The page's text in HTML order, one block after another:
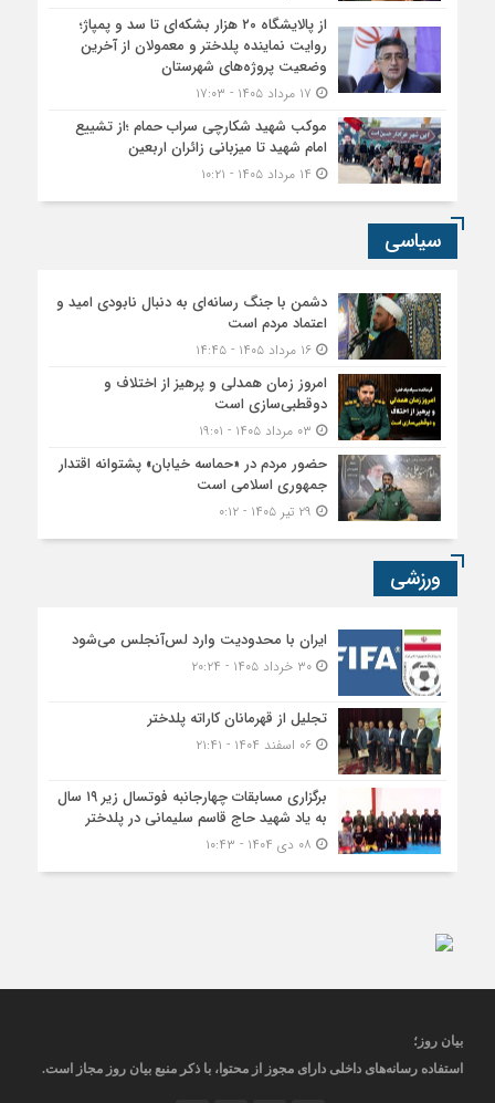
از پالایشگاه ۲۰ هزار بشکه‌ای تا سد و پمپاژ؛
روایت نماینده پلدختر و معمولان از آخرین
وضعیت پروژه‌های شهرستان
موکب شهید شکارچی سراب حمام ؛از تشییع
امام شهید تا میزبانی زائران اربعین
سیاسی
دشمن با جنگ رسانه‌ای به دنبال نابودی امید و
اعتماد مردم است
۱۶ مرداد ۱۴۰۵ - ۱۴:۴۵
امروز زمان همدلی و پرهیز از اختلاف و
دوقطبی‌سازی است
حضور مردم در «حماسه خیابان» پشتوانه اقتدار
جمهوری اسلامی است
ورزشی
ایران با محدودیت وارد لس‌آنجلس می‌شود
۳۰ خرداد ۱۴۰۵ - ۲۰:۲۴
تجلیل از قهرمانان کاراته پلدختر
۰۶ اسفند ۱۴۰۴ - ۲۱:۴۱
برگزاری مسابقات چهارجانبه فوتسال زیر ۱۹ سال
به یاد شهید حاج قاسم سلیمانی در پلدختر
بیان روز ؛
استفاده رسانه‌های داخلی دارای مجوز از محتوا، با ذکر منبع بیان روز مجاز است.